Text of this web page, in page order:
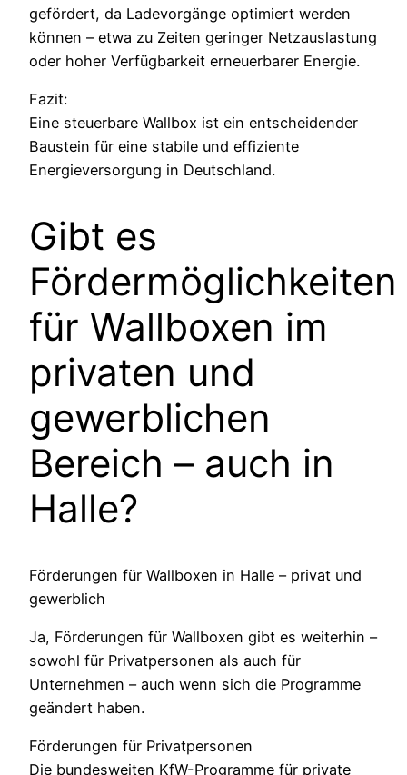
gefördert, da Ladevorgänge optimiert werden
können – etwa zu Zeiten geringer Netzauslastung
oder hoher Verfügbarkeit erneuerbarer Energie.
Fazit:
Eine steuerbare Wallbox ist ein entscheidender
Baustein für eine stabile und effiziente
Energieversorgung in Deutschland.
Gibt es
Fördermöglichkeiten
für Wallboxen im
privaten und
gewerblichen
Bereich – auch in
Halle?
Förderungen für Wallboxen in Halle – privat und
gewerblich
Ja, Förderungen für Wallboxen gibt es weiterhin –
sowohl für Privatpersonen als auch für
Unternehmen – auch wenn sich die Programme
geändert haben.
Förderungen für Privatpersonen
Die bundesweiten KfW-Programme für private